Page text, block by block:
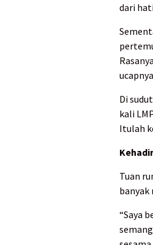
dari
Di
kali
Itulah
Tuan
banyak
“Saya